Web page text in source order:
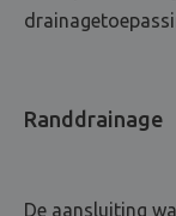
Randdrainage
De aansluiting